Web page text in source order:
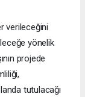
verileceğini
yönelik
projede
tutulacağı